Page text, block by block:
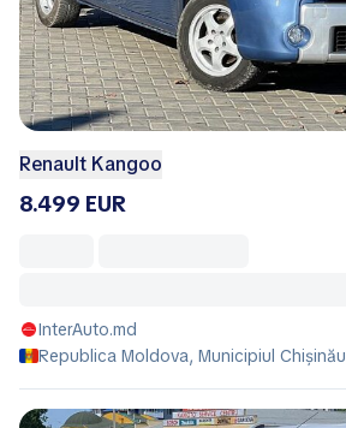
Renault Kangoo
8.499 EUR
InterAuto.md
Republica Moldova, Municipiul Chișinău